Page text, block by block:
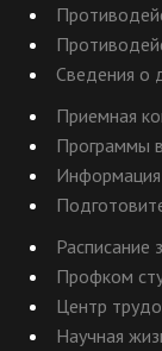
Сведения о
Приемная
Программы
Расписание
Профком
Центр
Научная